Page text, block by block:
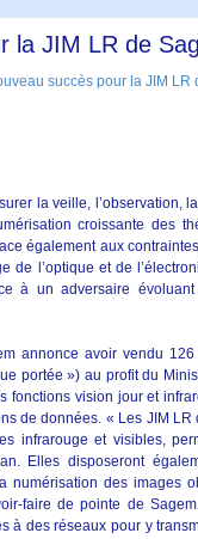
la JIM LR de
la veille, l’observation,
croissante des
également aux
de l’optique et de
à un adversaire
annonce avoir vendu
portée ») au profit du
fonctions vision jour et
de données. « Les JIM
infrarouge et visibles,
Elles disposeront
numérisation des images
faire de pointe de
à des réseaux pour y